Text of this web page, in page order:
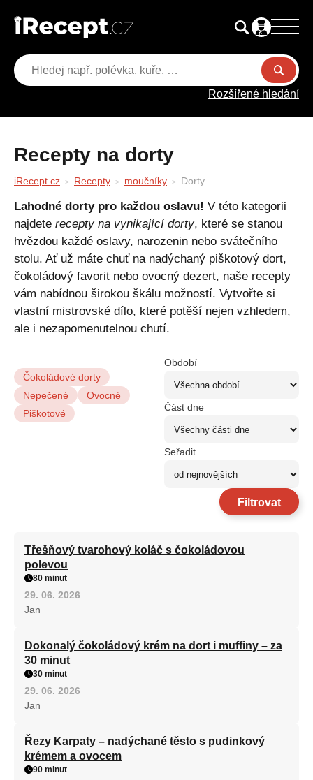
Rozšířené hledání
Recepty na dorty
iRecept.cz Recepty moučníky Dorty
Lahodné dorty pro každou oslavu! V této kategorii
najdete recepty na vynikající dorty, které se stanou
hvězdou každé oslavy, narozenin nebo svátečního
stolu. Ať už máte chuť na nadýchaný piškotový dort,
čokoládový favorit nebo ovocný dezert, naše recepty
vám nabídnou širokou škálu možností. Vytvořte si
vlastní mistrovské dílo, které potěší nejen vzhledem,
ale i nezapomenutelnou chutí.
Čokoládové dorty
Nepečené
Ovocné
Piškotové
Období
Část dne
Seřadit
Filtrovat
Třešňový tvarohový koláč s čokoládovou
polevou
80 minut
29. 06. 2026
Jan
Dokonalý čokoládový krém na dort i muffiny – za
30 minut
30 minut
29. 06. 2026
Jan
Řezy Karpaty – nadýchané těsto s pudinkový
krémem a ovocem
90 minut